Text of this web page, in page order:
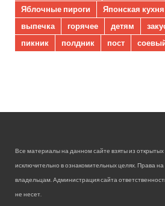
Яблочные пироги
Японская кухня
выпечка
горячее детям
пикник
полдник пост
Все материалы на данном сайте взяты из открытых
исключительно в ознакомительных целях. Права
владельцам. Администрация сайта
не несет.